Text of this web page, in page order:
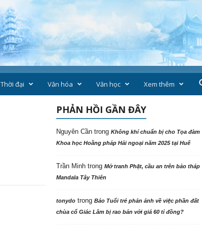
Thời đại Văn hóa Văn học Xem thêm
PHẢN HỒI GẦN ĐÂY
Nguyên Cầntrong Không khí chuẩn bị cho Tọa đàm
Khoa học Hoằng pháp Hải ngoại năm 2025 tại Huế
Trần Minhtrong Mở tranh Phật, cầu an trên bảo tháp
Mandala Tây Thiên
tonydotrong Báo Tuổi trẻ phản ảnh về việc phần đất
chùa cổ Giác Lâm bị rao bán với giá 60 tỉ đồng?